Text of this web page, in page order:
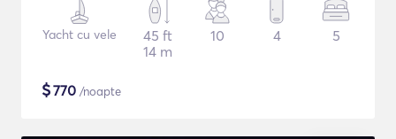
Yacht cu vele
45 ft
14 m
10 4 5
$770 /noapte